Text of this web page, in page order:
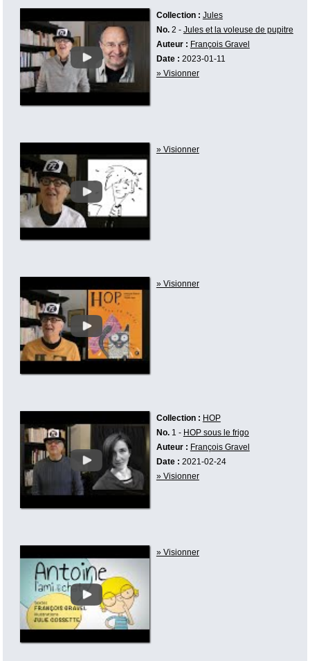
Collection : Jules
No.2 - Jules et la voleuse de pupitre
Auteur : François Gravel
Date : 2023-01-11
» Visionner
» Visionner
» Visionner
Collection : HOP
No.1 - HOP sous le frigo
Auteur : François Gravel
Date : 2021-02-24
» Visionner
» Visionner